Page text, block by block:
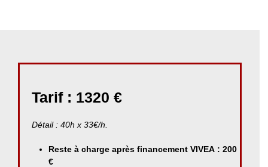
Tarif : 1320 €
Détail : 40h x 33€/h.
Reste à charge après financement VIVEA : 200
€